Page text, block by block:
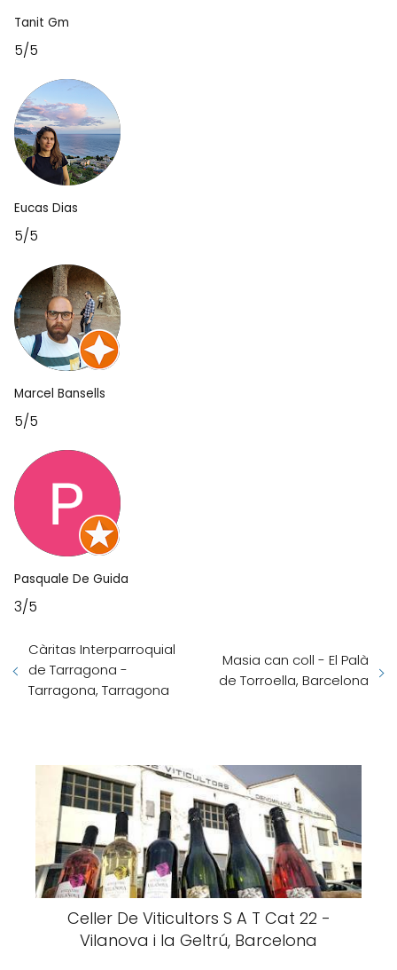
Tanit Gm
5/5
Eucas Dias
5/5
Marcel Bansells
5/5
Pasquale De Guida
3/5
Càritas Interparroquial
de Tarragona -
Tarragona, Tarragona
Masia can coll - El Palà
de Torroella, Barcelona
Celler De Viticultors S A T Cat 22 -
Vilanova i la Geltrú, Barcelona